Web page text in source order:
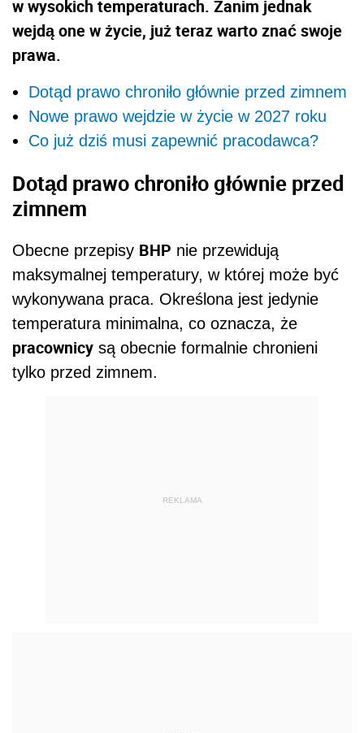
w wysokich temperaturach. Zanim jednak
wejdą one w życie, już teraz warto znać swoje
prawa.
Dotąd prawo chroniło głównie przed zimnem
Nowe prawo wejdzie w życie w 2027 roku
Co już dziś musi zapewnić pracodawca?
Dotąd prawo chroniło głównie przed
zimnem
Obecne przepisy BHP nie przewidują
maksymalnej temperatury, w której może być
wykonywana praca. Określona jest jedynie
temperatura minimalna, co oznacza, że
pracownicy są obecnie formalnie chronieni
tylko przed zimnem.
REKLAMA